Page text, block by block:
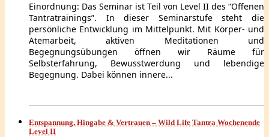
Einordnung: Das Seminar ist Teil von Level II des “Offenen
Tantratrainings”. In dieser Seminarstufe steht die
persönliche Entwicklung im Mittelpunkt. Mit Körper- und
Atemarbeit, aktiven Meditationen und
Begegnungsübungen öffnen wir Räume für
Selbsterfahrung, Bewusstwerdung und lebendige
Begegnung. Dabei können innere...
Entspannung, Hingabe & Vertrauen – Wild Life Tantra Wochenende
Level II